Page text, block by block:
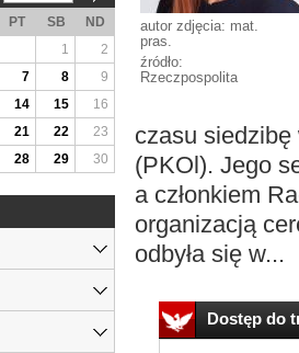
autor zdjęcia: mat.
pras.
źródło:
Rzeczpospolita
czasu
(PKOl). Jego
a członkiem
organizacją
odbyła się w...
Dostęp do
PT SB
ND
1
2
7 8
9
14 15
16
21 22
23
28 29 30